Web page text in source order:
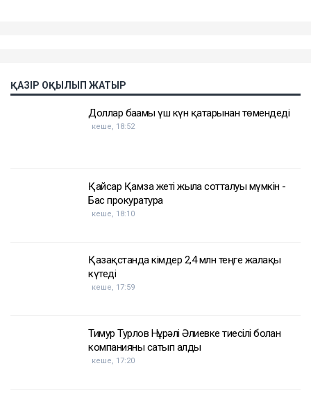
ҚАЗІР ОҚЫЛЫП ЖАТЫР
Доллар бағамы үш күн қатарынан төмендеді
кеше, 18:52
Қайсар Қамза жеті жылға сотталуы мүмкін -
Бас прокуратура
кеше, 18:10
Қазақстанда кімдер 2,4 млн теңге жалақы
күтеді
кеше, 17:59
Тимур Турлов Нұрәлі Әлиевке тиесілі болған
компанияны сатып алды
кеше, 17:20